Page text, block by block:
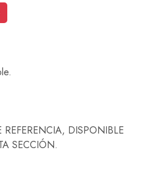
DISPONIBLE
SECCIÓN.